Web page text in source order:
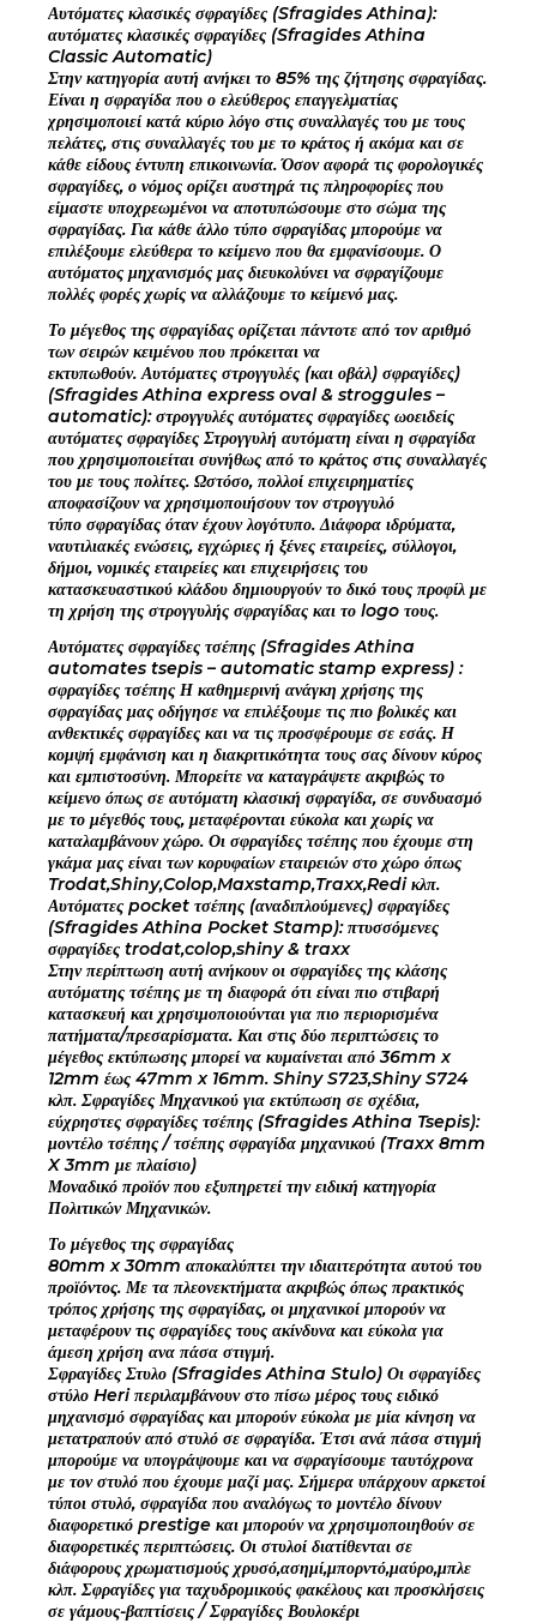
Αυτόματες κλασικές σφραγίδες (Sfragides Athina):
αυτόματες κλασικές σφραγίδες (Sfragides Athina
Classic Automatic)
Στην κατηγορία αυτή ανήκει το 85% της ζήτησης σφραγίδας.
Είναι η σφραγίδα που ο ελεύθερος επαγγελματίας
χρησιμοποιεί κατά κύριο λόγο στις συναλλαγές του με τους
πελάτες, στις συναλλαγές του με το κράτος ή ακόμα και σε
κάθε είδους έντυπη επικοινωνία. Όσον αφορά τις φορολογικές
σφραγίδες, ο νόμος ορίζει αυστηρά τις πληροφορίες που
είμαστε υποχρεωμένοι να αποτυπώσουμε στο σώμα της
σφραγίδας. Για κάθε άλλο τύπο σφραγίδας μπορούμε να
επιλέξουμε ελεύθερα το κείμενο που θα εμφανίσουμε. Ο
αυτόματος μηχανισμός μας διευκολύνει να σφραγίζουμε
πολλές φορές χωρίς να αλλάζουμε το κείμενό μας.
Το μέγεθος της σφραγίδας ορίζεται πάντοτε από τον αριθμό
των σειρών κειμένου που πρόκειται να
εκτυπωθούν. Αυτόματες στρογγυλές (και οβάλ) σφραγίδες)
(Sfragides Athina express oval & stroggules –
automatic): στρογγυλές αυτόματες σφραγίδες ωοειδείς
αυτόματες σφραγίδες Στρογγυλή αυτόματη είναι η σφραγίδα
που χρησιμοποιείται συνήθως από το κράτος στις συναλλαγές
του με τους πολίτες. Ωστόσο, πολλοί επιχειρηματίες
αποφασίζουν να χρησιμοποιήσουν τον στρογγυλό
τύπο σφραγίδας όταν έχουν λογότυπο. Διάφορα ιδρύματα,
ναυτιλιακές ενώσεις, εγχώριες ή ξένες εταιρείες, σύλλογοι,
δήμοι, νομικές εταιρείες και επιχειρήσεις του
κατασκευαστικού κλάδου δημιουργούν το δικό τους προφίλ με
τη χρήση της στρογγυλής σφραγίδας και το logo τους.
Αυτόματες σφραγίδες τσέπης (Sfragides Athina
automates tsepis – automatic stamp express) :
σφραγίδες τσέπης Η καθημερινή ανάγκη χρήσης της
σφραγίδας μας οδήγησε να επιλέξουμε τις πιο βολικές και
ανθεκτικές σφραγίδες και να τις προσφέρουμε σε εσάς. Η
κομψή εμφάνιση και η διακριτικότητα τους σας δίνουν κύρος
και εμπιστοσύνη. Μπορείτε να καταγράψετε ακριβώς το
κείμενο όπως σε αυτόματη κλασική σφραγίδα, σε συνδυασμό
με το μέγεθός τους, μεταφέρονται εύκολα και χωρίς να
καταλαμβάνουν χώρο. Οι σφραγίδες τσέπης που έχουμε στη
γκάμα μας είναι των κορυφαίων εταιρειών στο χώρο όπως
Trodat,Shiny,Colop,Maxstamp,Traxx,Redi κλπ.
Αυτόματες pocket τσέπης (αναδιπλούμενες) σφραγίδες
(Sfragides Athina Pocket Stamp): πτυσσόμενες
σφραγίδες trodat,colop,shiny & traxx
Στην περίπτωση αυτή ανήκουν οι σφραγίδες της κλάσης
αυτόματης τσέπης με τη διαφορά ότι είναι πιο στιβαρή
κατασκευή και χρησιμοποιούνται για πιο περιορισμένα
πατήματα/πρεσαρίσματα. Και στις δύο περιπτώσεις το
μέγεθος εκτύπωσης μπορεί να κυμαίνεται από 36mm x
12mm έως 47mm x 16mm. Shiny S723,Shiny S724
κλπ. Σφραγίδες Μηχανικού για εκτύπωση σε σχέδια,
εύχρηστες σφραγίδες τσέπης (Sfragides Athina Tsepis):
μοντέλο τσέπης / τσέπης σφραγίδα μηχανικού (Traxx 8mm
X 3mm με πλαίσιο)
Μοναδικό προϊόν που εξυπηρετεί την ειδική κατηγορία
Πολιτικών Μηχανικών.
Το μέγεθος της σφραγίδας
80mm x 30mm αποκαλύπτει την ιδιαιτερότητα αυτού του
προϊόντος. Με τα πλεονεκτήματα ακριβώς όπως πρακτικός
τρόπος χρήσης της σφραγίδας, οι μηχανικοί μπορούν να
μεταφέρουν τις σφραγίδες τους ακίνδυνα και εύκολα για
άμεση χρήση ανα πάσα στιγμή.
Σφραγίδες Στυλο (Sfragides Athina Stulo) Οι σφραγίδες
στύλο Heri περιλαμβάνουν στο πίσω μέρος τους ειδικό
μηχανισμό σφραγίδας και μπορούν εύκολα με μία κίνηση να
μετατραπούν από στυλό σε σφραγίδα. Έτσι ανά πάσα στιγμή
μπορούμε να υπογράψουμε και να σφραγίσουμε ταυτόχρονα
με τον στυλό που έχουμε μαζί μας. Σήμερα υπάρχουν αρκετοί
τύποι στυλό, σφραγίδα που αναλόγως το μοντέλο δίνουν
διαφορετικό prestige και μπορούν να χρησιμοποιηθούν σε
διαφορετικές περιπτώσεις. Οι στυλοί διατίθενται σε
διάφορους χρωματισμούς χρυσό,ασημί,μπορντό,μαύρο,μπλε
κλπ. Σφραγίδες για ταχυδρομικούς φακέλους και προσκλήσεις
σε γάμους-βαπτίσεις / Σφραγίδες Βουλοκέρι